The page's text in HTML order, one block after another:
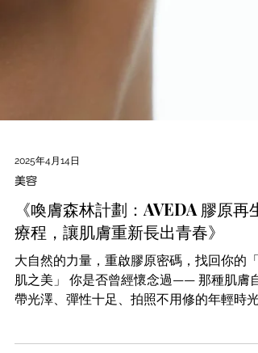
2025年4月14日
美容
《喚膚森林計劃：AVEDA 膠原再生
療程，讓肌膚重新長出青春》
大自然的力量，重啟膠原密碼，找回你的「